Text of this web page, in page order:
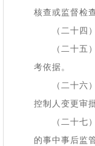
核查或监督检
（二十四）
（二十五）
考依据。
（二十六）
控制人变更审
（二十七）
的事中事后监